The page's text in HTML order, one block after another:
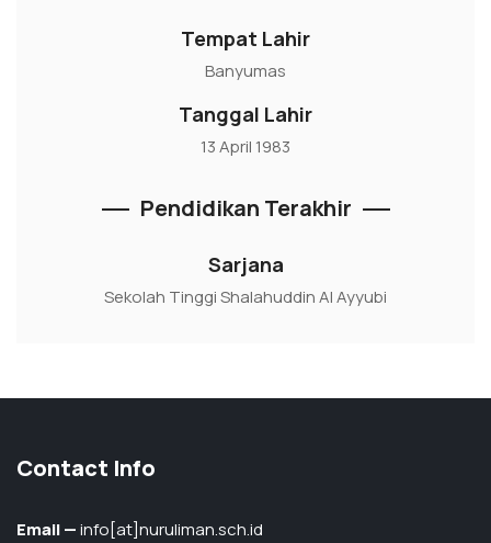
Tempat Lahir
Banyumas
Tanggal Lahir
13 April 1983
Pendidikan Terakhir
Sarjana
Sekolah Tinggi Shalahuddin Al Ayyubi
Contact Info
Email —info[at]nuruliman.sch.id